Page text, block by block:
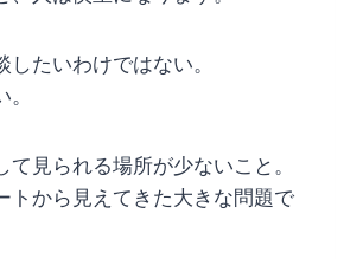
したいわけではない。
て見られる場所が少ないこと。
トから見えてきた大きな問題で